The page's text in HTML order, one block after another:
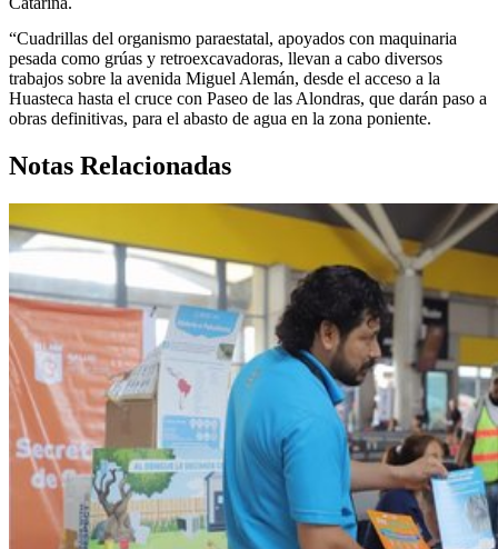
“Cuadrillas del organismo paraestatal, apoyados con maquinaria
pesada como grúas y retroexcavadoras, llevan a cabo diversos
trabajos sobre la avenida Miguel Alemán, desde el acceso a la
Huasteca hasta el cruce con Paseo de las Alondras, que darán paso a
obras definitivas, para el abasto de agua en la zona poniente.
Notas Relacionadas